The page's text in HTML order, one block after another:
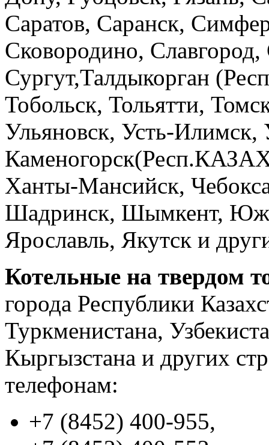
Саратов, Саранск,
Сковородино,
Сургут,Талдыкорган
Тобольск, Тольятти,
Ульяновск, Усть-Илимск,
Ханты-Мансийск,
Шадринск, Шымкент,
Ярославль, Якутск и
Котельные на твердом
города Республики
Туркменистана,
Кыргызстана и других
телефонам:
+7 (8452) 400-955,